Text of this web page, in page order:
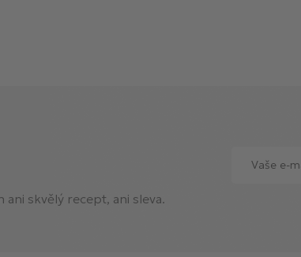
ani skvělý recept, ani sleva.